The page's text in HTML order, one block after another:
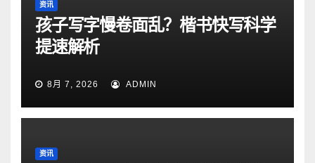
资讯
孩子写字慢卷面乱？楷书快写科学
提速解析
8月 7, 2026 ADMIN
资讯